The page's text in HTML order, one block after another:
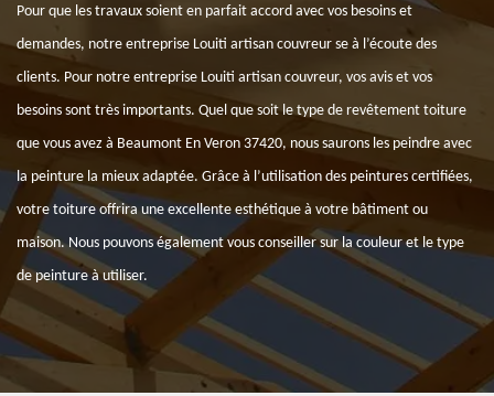
Pour que les travaux soient en parfait accord avec vos besoins et
demandes, notre entreprise Louiti artisan couvreur se à l’écoute des
clients. Pour notre entreprise Louiti artisan couvreur, vos avis et vos
besoins sont très importants. Quel que soit le type de revêtement toiture
que vous avez à Beaumont En Veron 37420, nous saurons les peindre avec
la peinture la mieux adaptée. Grâce à l’utilisation des peintures certifiées,
votre toiture offrira une excellente esthétique à votre bâtiment ou
maison. Nous pouvons également vous conseiller sur la couleur et le type
de peinture à utiliser.